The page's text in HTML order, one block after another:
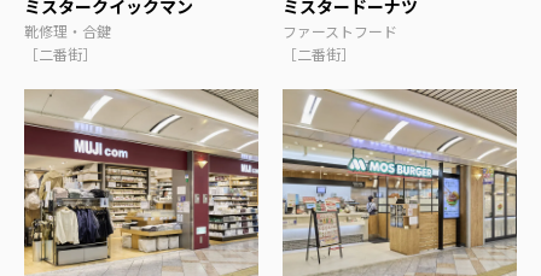
ミスタークイックマン
靴修理・合鍵
［二番街］
ミスタードーナツ
ファーストフード
［二番街］